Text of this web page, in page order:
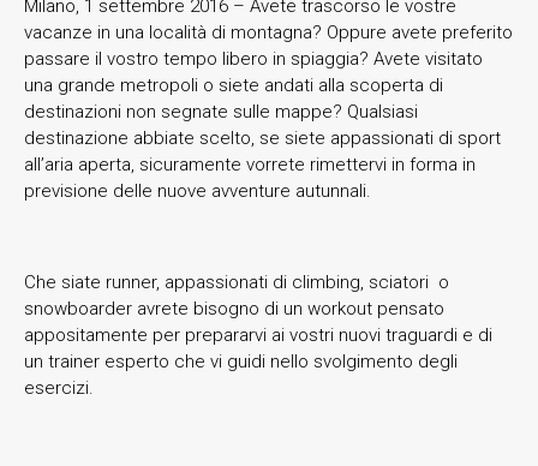
Milano, 1 settembre 2016 – Avete trascorso le vostre
vacanze in una località di montagna? Oppure avete preferito
passare il vostro tempo libero in spiaggia? Avete visitato
una grande metropoli o siete andati alla scoperta di
destinazioni non segnate sulle mappe? Qualsiasi
destinazione abbiate scelto, se siete appassionati di sport
all’aria aperta, sicuramente vorrete rimettervi in forma in
previsione delle nuove avventure autunnali.
Che siate runner, appassionati di climbing, sciatori o
snowboarder avrete bisogno di un workout pensato
appositamente per prepararvi ai vostri nuovi traguardi e di
un trainer esperto che vi guidi nello svolgimento degli
esercizi.